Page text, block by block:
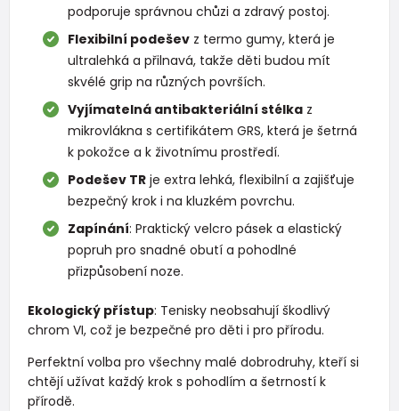
podporuje správnou chůzi a zdravý postoj.
Flexibilní podešev z termo gumy, která je
ultralehká a přilnavá, takže děti budou mít
skvélé grip na různých površích.
Vyjímatelná antibakteriální stélka z
mikrovlákna s certifikátem GRS, která je šetrná
k pokožce a k životnímu prostředí.
Podešev TR je extra lehká, flexibilní a zajišťuje
bezpečný krok i na kluzkém povrchu.
Zapínání: Praktický velcro pásek a elastický
popruh pro snadné obutí a pohodlné
přizpůsobení noze.
Ekologický přístup: Tenisky neobsahují škodlivý
chrom VI, což je bezpečné pro děti i pro přírodu.
Perfektní volba pro všechny malé dobrodruhy, kteří si
chtějí užívat každý krok s pohodlím a šetrností k
přírodě.